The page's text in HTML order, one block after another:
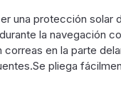
una protección solar
la navegación
en la parte
pliega